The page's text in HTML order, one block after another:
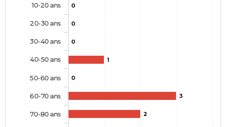
0
0
0
1
0
3
2
10-20 ans
20-30 ans
30-40 ans
40-50 ans
50-60 ans
60-70 ans
70-80 ans